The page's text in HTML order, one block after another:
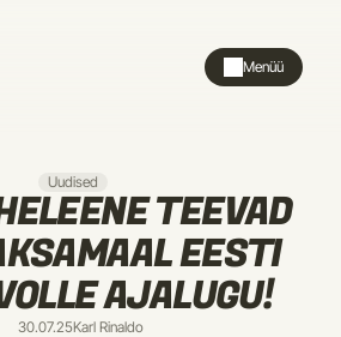
Menüü
Uudised
TEEVAD
EESTI
AJALUGU!
30.07.25Karl Rinaldo